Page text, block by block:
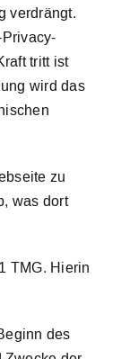
verdrängt.
tritt ist
wird das
zu
was dort
TMG. Hierin
des